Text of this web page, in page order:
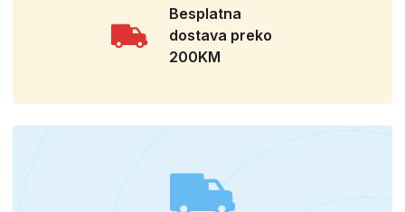
Besplatna
dostava preko
200KM